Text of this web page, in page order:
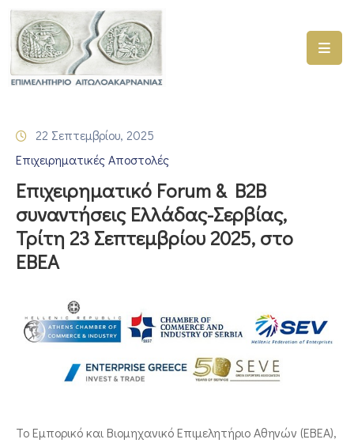
ΑΡΧΙΚΗ
ΓΕΜΗ
–
ΠΡΟΓΡΑΜΜΑΤΑ
ΕΠΙΜΕΛΗΤΗΡΙΟΥ
ΣΥΜΜΕΤΟΧΗ
ΕΤΑΙΡΕΙΕΣ
ΕΠΙΚΑΙΡΟΤΗΤΑ
ΕΠΙΚΟΙΝΩΝΙΑ
22 Σεπτεμβρίου, 2025
Επιχειρηματικές Αποστολές
Επιχειρηματικό Forum & B2B
συναντήσεις Ελλάδας-Σερβίας,
Τρίτη 23 Σεπτεμβρίου 2025, στο
ΕΒΕΑ
Το Εμπορικό και Βιομηχανικό Επιμελητήριο Αθηνών (ΕΒΕΑ),